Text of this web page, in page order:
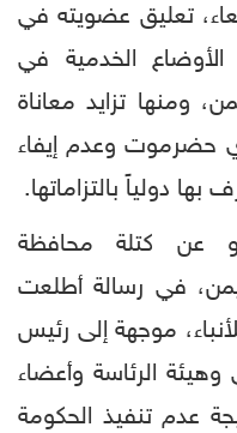
تعليق عضويته في
الخدمية في
ومنها تزايد معاناة
حضرموت وعدم إيفاء
بها دولياً بالتزاماتها.
عن كتلة محافظة
في رسالة أطلعت
موجهة إلى رئيس
الرئاسة وأعضاء
عدم تنفيذ الحكومة